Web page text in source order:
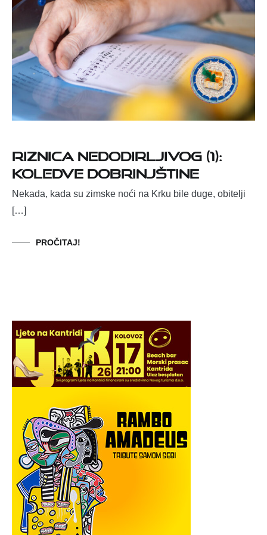
Riznica nedodirljivog (1):
Koledve Dobrinjštine
Nekada, kada su zimske noći na Krku bile duge, obitelji
[…]
PROČITAJ!